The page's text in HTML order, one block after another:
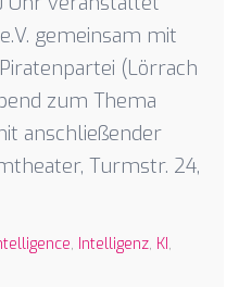
gemeinsam mit
(Lörrach
zum Thema
anschließender
Turmstr. 24,
, Intelligenz, KI,